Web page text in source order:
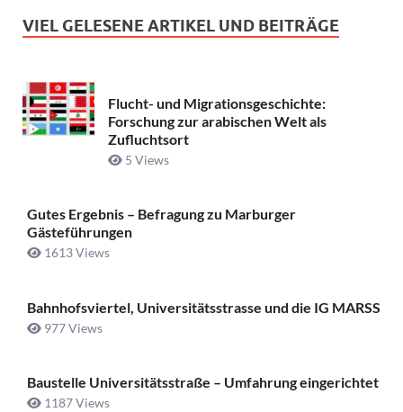
VIEL GELESENE ARTIKEL UND BEITRÄGE
Flucht- und Migrationsgeschichte:
Forschung zur arabischen Welt als
Zufluchtsort
5 Views
Gutes Ergebnis – Befragung zu Marburger
Gästeführungen
1613 Views
Bahnhofsviertel, Universitätsstrasse und die IG MARSS
977 Views
Baustelle Universitätsstraße ­– Umfahrung eingerichtet
1187 Views